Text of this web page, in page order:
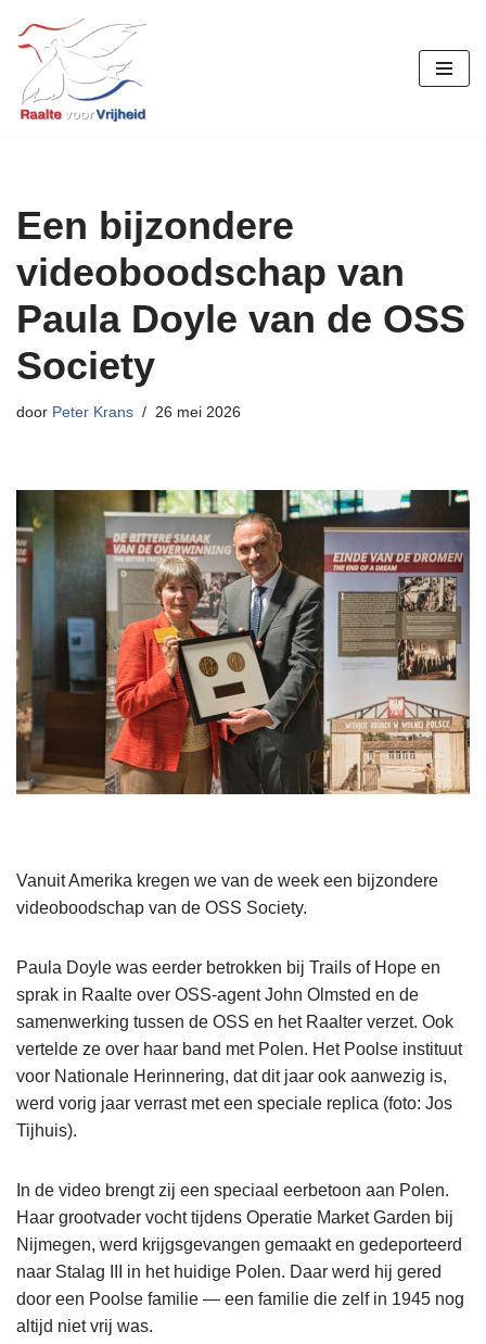
Ga
naar
de
Een bijzondere
videoboodschap van
Paula Doyle van de OSS
Society
door Peter Krans 26 mei 2026
Vanuit Amerika kregen we van de week een bijzondere
videoboodschap van de OSS Society.
Paula Doyle was eerder betrokken bij Trails of Hope en
sprak in Raalte over OSS-agent John Olmsted en de
samenwerking tussen de OSS en het Raalter verzet. Ook
vertelde ze over haar band met Polen. Het Poolse instituut
voor Nationale Herinnering, dat dit jaar ook aanwezig is,
werd vorig jaar verrast met een speciale replica (foto: Jos
Tijhuis).
In de video brengt zij een speciaal eerbetoon aan Polen.
Haar grootvader vocht tijdens Operatie Market Garden bij
Nijmegen, werd krijgsgevangen gemaakt en gedeporteerd
naar Stalag III in het huidige Polen. Daar werd hij gered
door een Poolse familie — een familie die zelf in 1945 nog
altijd niet vrij was.